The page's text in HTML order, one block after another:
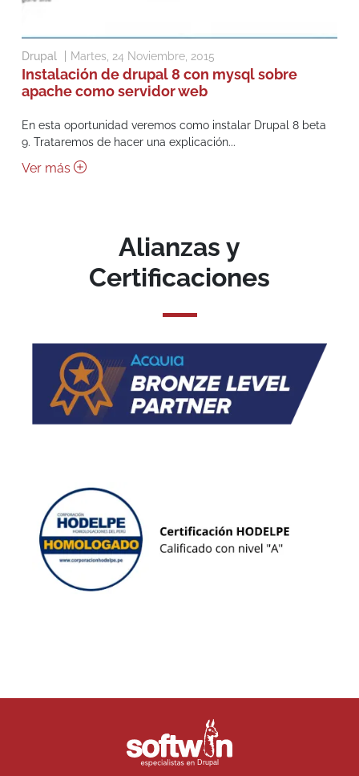
Drupal Martes, 24 Noviembre, 2015
Instalación de drupal 8 con mysql sobre
apache como servidor web
En esta oportunidad veremos como instalar Drupal 8 beta
9. Trataremos de hacer una explicación...
Ver más
Alianzas y
Certificaciones